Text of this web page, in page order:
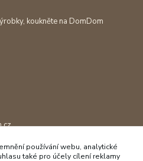
koukněte na DomDom
používání webu, analytické
také pro účely cílení reklamy